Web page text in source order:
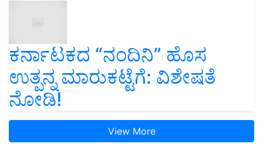
ಕರ್ನಾಟಕದ “ನಂದಿನಿ” ಹೊಸ
ಉತ್ಪನ್ನ ಮಾರುಕಟ್ಟೆಗೆ: ವಿಶೇಷತೆ
ನೋಡಿ!
View More